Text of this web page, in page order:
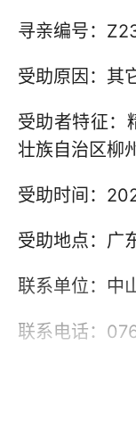
寻亲编号：
受助原因：其
受助者特征：
壮族自治区柳
受助时间：
受助地点：广
联系单位：中
联系电话：